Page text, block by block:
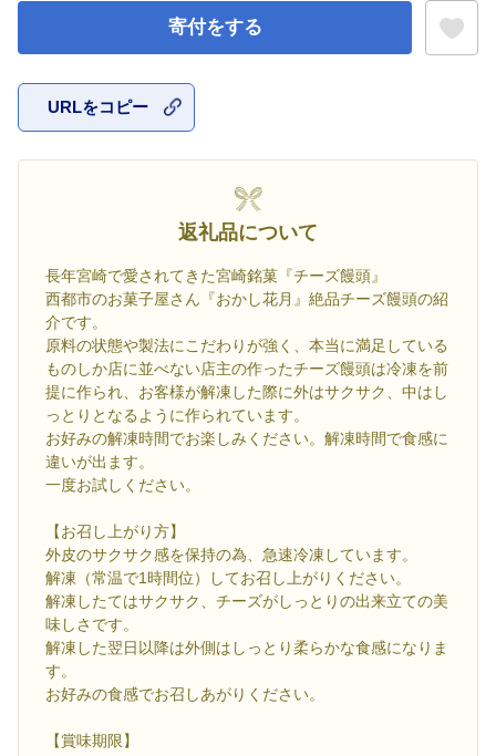
寄付をする
URLをコピー
返礼品について
長年宮崎で愛されてきた宮崎銘菓『チーズ饅頭』
西都市のお菓子屋さん『おかし花月』絶品チーズ饅頭の紹
介です。
原料の状態や製法にこだわりが強く、本当に満足している
ものしか店に並べない店主の作ったチーズ饅頭は冷凍を前
提に作られ、お客様が解凍した際に外はサクサク、中はし
っとりとなるように作られています。
お好みの解凍時間でお楽しみください。解凍時間で食感に
違いが出ます。
一度お試しください。
【お召し上がり方】
外皮のサクサク感を保持の為、急速冷凍しています。
解凍（常温で1時間位）してお召し上がりください。
解凍したてはサクサク、チーズがしっとりの出来立ての美
味しさです。
解凍した翌日以降は外側はしっとり柔らかな食感になりま
す。
お好みの食感でお召しあがりください。
【賞味期限】